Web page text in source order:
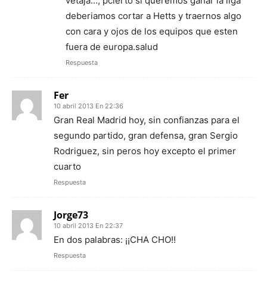
deberiamos cortar a Hetts y traernos algo
con cara y ojos de los equipos que esten
fuera de europa.salud
Respuesta
Fer
10 abril 2013 En 22:36
Gran Real Madrid hoy, sin confianzas para el
segundo partido, gran defensa, gran Sergio
Rodriguez, sin peros hoy excepto el primer
cuarto
Respuesta
Jorge73
10 abril 2013 En 22:37
En dos palabras: ¡¡CHA CHO!!
Respuesta